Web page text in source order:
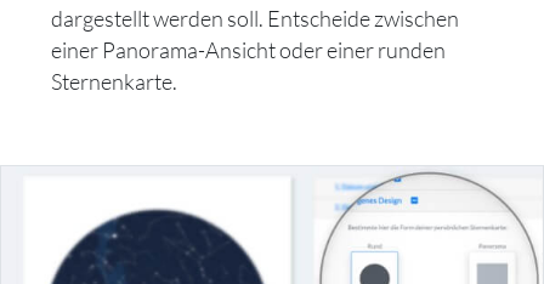
dargestellt werden soll. Entscheide zwischen
einer Panorama-Ansicht oder einer runden
Sternenkarte.